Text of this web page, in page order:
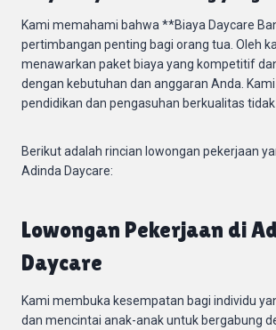
Kami memahami bahwa **Biaya Daycare
pertimbangan penting bagi orang tua. Oleh
menawarkan paket biaya yang kompetitif
dengan kebutuhan dan anggaran Anda.
pendidikan dan pengasuhan berkualitas tidak
Berikut adalah rincian lowongan pekerjaan
Adinda Daycare:
Lowongan Pekerjaan di
Daycare
Kami membuka kesempatan bagi individu
dan mencintai anak-anak untuk bergabung